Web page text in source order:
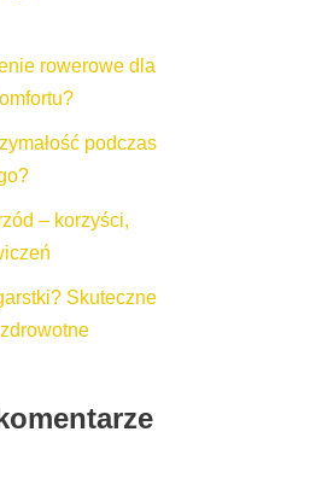
rowerowe dla
podczas
– korzyści,
Skuteczne